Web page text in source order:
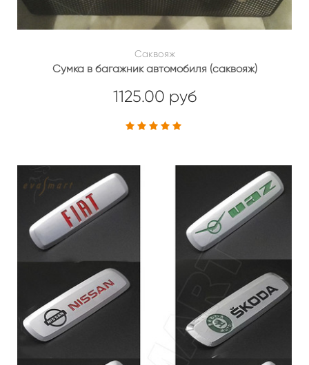
Саквояж
Сумка в багажник автомобиля (саквояж)
1125.00 руб